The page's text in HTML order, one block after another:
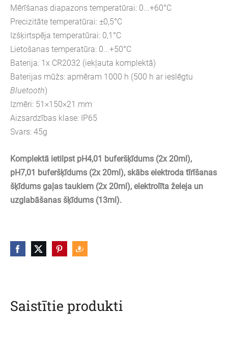
Mērīšanas diapazons temperatūrai: 0...+60°C
Precizitāte temperatūrai: ±0,5°C
Izšķirtspēja temperatūrai: 0,1°C
Lietošanas temperatūra: 0...+50°C
Baterija: 1x CR2032 (iekļauta komplektā)
Baterijas mūžs: apmēram 1000 h (500 h ar ieslēgtu
Bluetooth)
Izmēri: 51×150×21 mm
Aizsardzības klase: IP65
Svars: 45g
Komplektā ietilpst pH4,01 buferšķīdums (2x 20ml),
pH7,01 buferšķīdums (2x 20ml), skābs elektroda tīrīšanas
šķīdums gaļas taukiem (2x 20ml), elektrolīta želeja un
uzglabāšanas šķīdums (13ml).
Saistītie produkti